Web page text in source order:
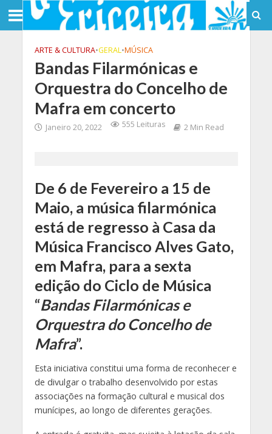
ARTE & CULTURA•GERAL•MÚSICA
Bandas Filarmónicas e
Orquestra do Concelho de
Mafra em concerto
Janeiro 20, 2022 555 Leituras 2 Min Read
De 6 de Fevereiro a 15 de
Maio, a música filarmónica
está de regresso à Casa da
Música Francisco Alves Gato,
em Mafra, para a sexta
edição do Ciclo de Música
“Bandas Filarmónicas e
Orquestra do Concelho de
Mafra”.
Esta iniciativa constitui uma forma de reconhecer e
de divulgar o trabalho desenvolvido por estas
associações na formação cultural e musical dos
munícipes, ao longo de diferentes gerações.